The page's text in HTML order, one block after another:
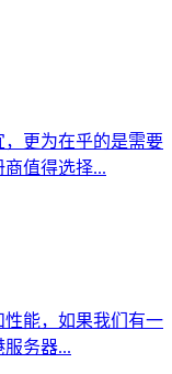
更为在乎的是需要
值得选择...
能，如果我们有一
务器...